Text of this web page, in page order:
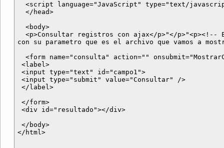
<script language="JavaScript" type="text/
  </head>
  <body>
<p>Consultar registros con ajax</p>"</
con su parametro que es el archivo que vamos a
<form name="consulta" action=""
<label>
<input type="text" id="campo1">
<input type="submit" value="Consultar" />
</label>
</form>
<div id="resultado"></div>
</body>